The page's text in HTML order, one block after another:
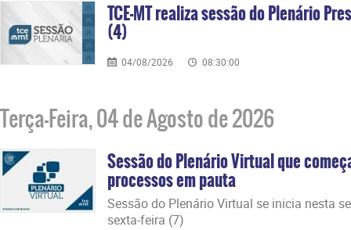
TCE-MT realiza sessão do Plenário
(4)
04/08/2026 08:30:00
Terça-Feira, 04 de Agosto de 2026
Sessão do Plenário Virtual que
processos em pauta
Sessão do Plenário Virtual se inicia nesta
sexta-feira (7)